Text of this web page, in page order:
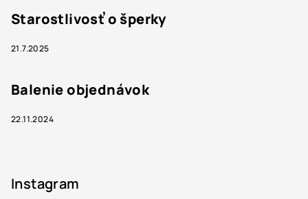
Starostlivosť o šperky
21.7.2025
Balenie objednávok
22.11.2024
Instagram